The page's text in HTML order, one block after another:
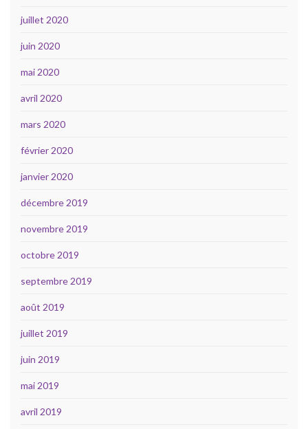
juillet 2020
juin 2020
mai 2020
avril 2020
mars 2020
février 2020
janvier 2020
décembre 2019
novembre 2019
octobre 2019
septembre 2019
août 2019
juillet 2019
juin 2019
mai 2019
avril 2019